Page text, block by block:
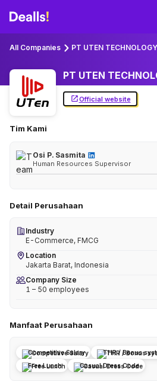
All Companies PT UTEN
PT UTEN
Official website
Tim Kami
Osi P. Sasmita
Human Resources Supervisor
Detail Perusahaan
Industry
E-Commerce, FMCG
Location
Jakarta Barat, Indonesia
Company Size
1 – 50 employees
Manfaat Perusahaan
Competitive Salary THR / Bonus
Free Lunch
Casual Dress Code